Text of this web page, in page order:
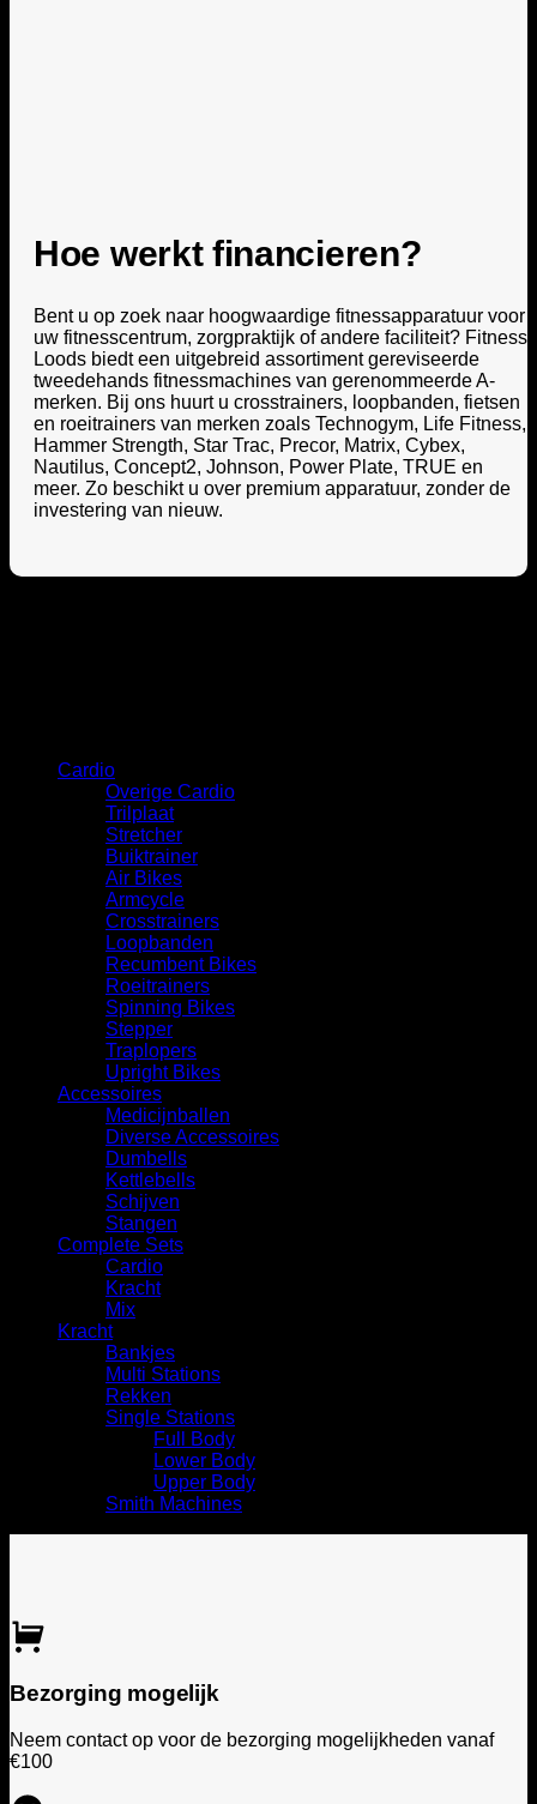
Hoe werkt financieren?
Bent u op zoek naar hoogwaardige fitnessapparatuur voor
uw fitnesscentrum, zorgpraktijk of andere faciliteit? Fitness
Loods biedt een uitgebreid assortiment gereviseerde
tweedehands fitnessmachines van gerenommeerde A-
merken. Bij ons huurt u crosstrainers, loopbanden, fietsen
en roeitrainers van merken zoals Technogym, Life Fitness,
Hammer Strength, Star Trac, Precor, Matrix, Cybex,
Nautilus, Concept2, Johnson, Power Plate, TRUE en
meer. Zo beschikt u over premium apparatuur, zonder de
investering van nieuw.
Cardio
Overige Cardio
Trilplaat
Stretcher
Buiktrainer
Air Bikes
Armcycle
Crosstrainers
Loopbanden
Recumbent Bikes
Roeitrainers
Spinning Bikes
Stepper
Traplopers
Upright Bikes
Accessoires
Medicijnballen
Diverse Accessoires
⁠Dumbells
Kettlebells
⁠Schijven
Stangen
Complete Sets
Cardio
⁠Kracht
Mix
Kracht
Bankjes
Multi Stations
Rekken
Single Stations
Full Body
Lower Body
Upper Body
Smith Machines
Bezorging mogelijk
Neem contact op voor de bezorging mogelijkheden vanaf
€100